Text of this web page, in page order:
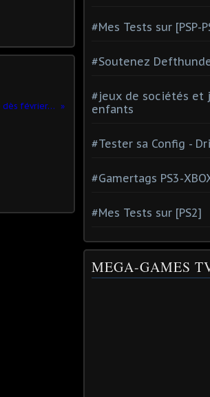
American Truck Simulator débarque dès février sur PC
#Mes Tests sur [PSP-
#Soutenez
#jeux de sociétés et
enfants
#Tester sa Config -
#Gamertags PS3-
#Mes Tests sur [PS2]
MEGA-GAMES